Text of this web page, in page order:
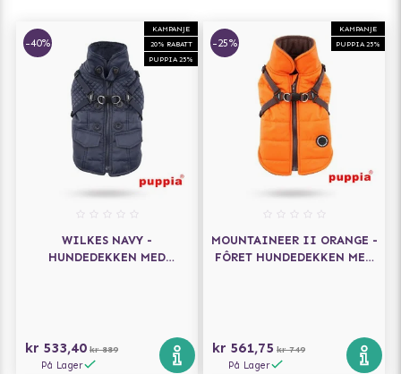
KAMPANJE
20% RABATT
PUPPIA 25%
-40%
WILKES NAVY -
HUNDEDEKKEN MED
kr 533,40 kr 889
På Lager
KAMPANJE
PUPPIA 25%
-25%
MOUNTAINEER II ORANGE -
FÔRET HUNDEDEKKEN MED
kr 561,75 kr 749
På Lager